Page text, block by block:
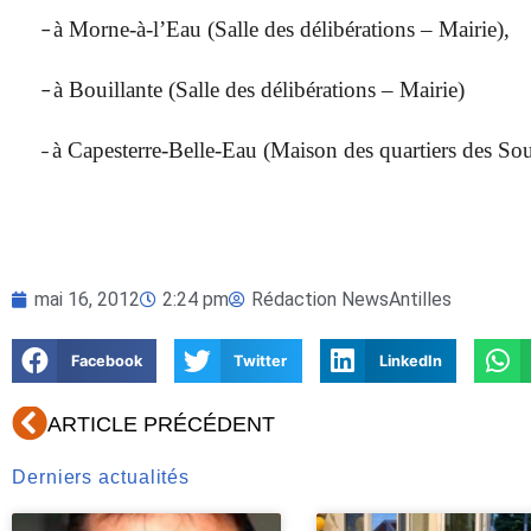
–à Morne-à-l’Eau (Salle des délibérations – Mairie),
–à Bouillante (Salle des délibérations – Mairie)
–à Capesterre-Belle-Eau (Maison des quartiers des
mai 16, 2012 2:24 pm Rédaction NewsAntilles
Facebook Twitter LinkedIn
Précédent
ARTICLE PRÉCÉDENT
Derniers actualités